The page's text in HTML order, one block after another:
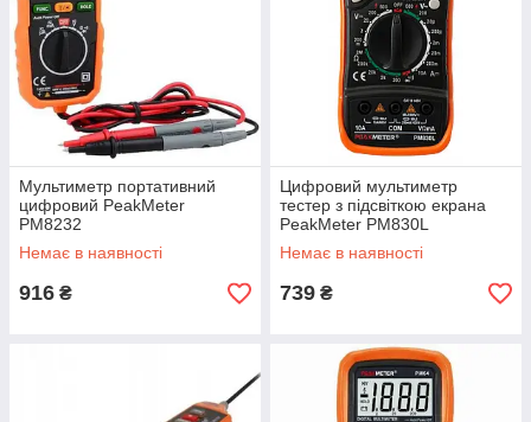
Мультиметр портативний
цифровий PeakMeter
PM8232
Немає в наявності
916 ₴
Цифровий мультиметр
тестер з підсвіткою екрана
PeakMeter PM830L
Немає в наявності
739 ₴